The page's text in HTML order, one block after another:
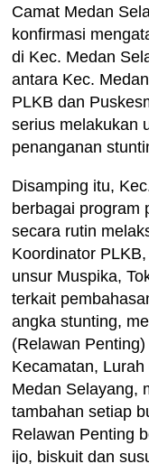
Camat Medan
konfirmasi
di Kec. Medan
antara Kec.
PLKB dan
serius melakukan
penanganan
Disamping itu,
berbagai program
secara rutin
Koordinator
unsur Muspika,
terkait
angka stunting,
(Relawan
Kecamatan,
Medan Selayang,
tambahan setiap
Relawan Penting
ijo, biskuit dan